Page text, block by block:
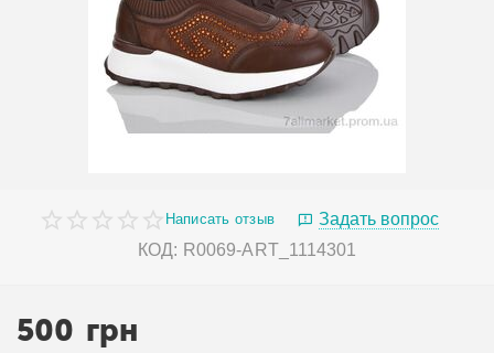
Написать отзыв
Задать вопрос
КОД: R0069-ART_1114301
500 грн